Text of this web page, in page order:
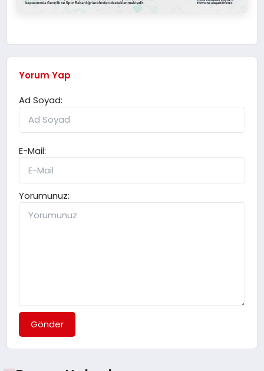
Yorum Yap
Ad Soyad:
E-Mail:
Yorumunuz:
Gönder